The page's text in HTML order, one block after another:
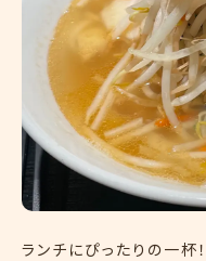
ランチにぴったりの一杯！